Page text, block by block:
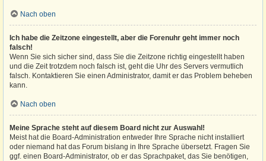
Nach oben
Ich habe die Zeitzone eingestellt, aber die Forenuhr geht immer noch
falsch!
Wenn Sie sich sicher sind, dass Sie die Zeitzone richtig eingestellt haben
und die Zeit trotzdem noch falsch ist, geht die Uhr des Servers vermutlich
falsch. Kontaktieren Sie einen Administrator, damit er das Problem beheben
kann.
Nach oben
Meine Sprache steht auf diesem Board nicht zur Auswahl!
Meist hat die Board-Administration entweder Ihre Sprache nicht installiert
oder niemand hat das Forum bislang in Ihre Sprache übersetzt. Fragen Sie
ggf. einen Board-Administrator, ob er das Sprachpaket, das Sie benötigen,